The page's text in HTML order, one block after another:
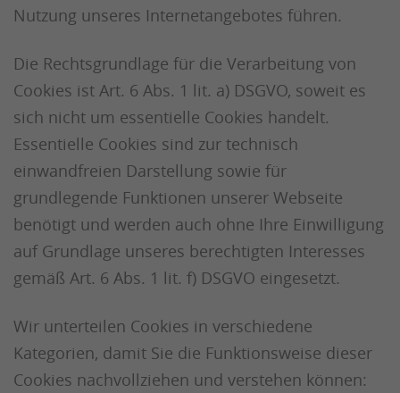
Nutzung unseres Internetangebotes führen.
Die Rechtsgrundlage für die Verarbeitung von
Cookies ist Art. 6 Abs. 1 lit. a) DSGVO, soweit es
sich nicht um essentielle Cookies handelt.
Essentielle Cookies sind zur technisch
einwandfreien Darstellung sowie für
grundlegende Funktionen unserer Webseite
benötigt und werden auch ohne Ihre Einwilligung
auf Grundlage unseres berechtigten Interesses
gemäß Art. 6 Abs. 1 lit. f) DSGVO eingesetzt.
Wir unterteilen Cookies in verschiedene
Kategorien, damit Sie die Funktionsweise dieser
Cookies nachvollziehen und verstehen können: